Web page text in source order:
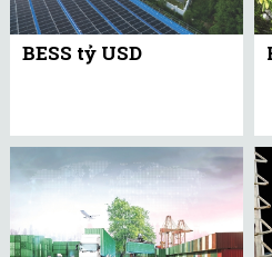
BESS tỷ USD